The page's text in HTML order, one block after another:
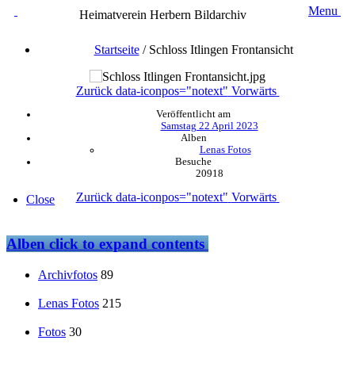
Heimatverein Herbern Bildarchiv Menu
Startseite/ Schloss Itlingen Frontansicht
Zurück data-iconpos="notext" Vorwärts
Veröffentlicht am
Samstag 22 April 2023
Alben
Lenas Fotos
Besuche
20918
Zurück data-iconpos="notext" Vorwärts
Close
Albenclick to expand contents
Archivfotos 89
Lenas Fotos 215
Fotos 30